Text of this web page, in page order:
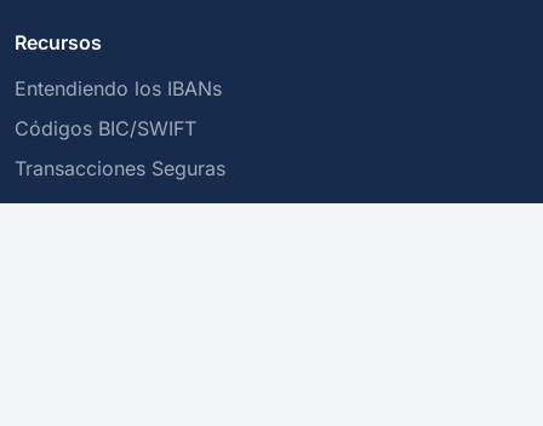
Recursos
Entendiendo los IBANs
Códigos BIC/SWIFT
Transacciones Seguras